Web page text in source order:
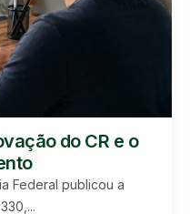
do CR e o
Federal publicou a